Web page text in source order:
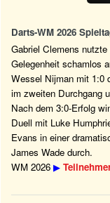
Darts-WM 2026
Gabriel Clemens
Gelegenheit schamlos
Wessel Nijman mit 1:0
im zweiten Durchgang
Nach dem 3:0-Erfolg
Duell mit Luke
Evans in einer
James Wade durch.
WM 2026 ▶